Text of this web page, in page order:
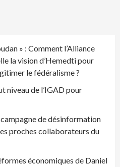
» : Comment l’Alliance
la vision d’Hemedti pour
le fédéralisme ?
niveau de l’IGAD pour
de désinformation
proches collaborateurs du
économiques de Daniel